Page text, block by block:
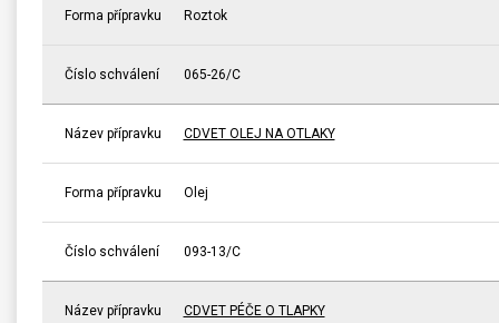
Forma přípravku Roztok
Číslo schválení 065-26/C
Název přípravku CDVET OLEJ NA OTLAKY
Forma přípravku Olej
Číslo schválení 093-13/C
Název přípravku CDVET PÉČE O TLAPKY